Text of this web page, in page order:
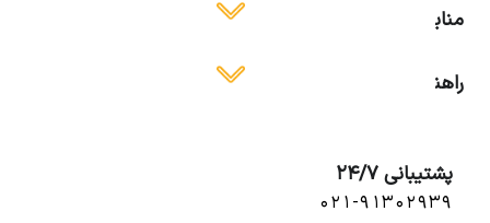
منابع آموزشی
راهنمای استفاده
پشتیبانی 24/7
۰۲۱-۹۱۳۰۲۹۳۹